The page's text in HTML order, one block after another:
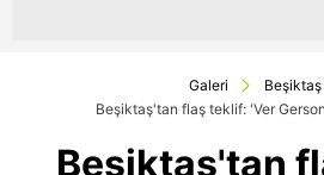
Galeri
Beşiktaş
Beşiktaş'tan flaş teklif: 'Ver
Beşiktaş'tan